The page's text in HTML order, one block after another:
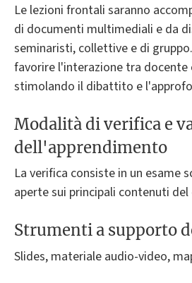
Le lezioni frontali saranno
di documenti multimediali e da
seminaristi, collettive e di
favorire l'interazione tra docente
stimolando il dibattito e
Modalità di verifica e
dell'apprendimento
La verifica consiste in un esame
aperte sui principali contenuti del
Strumenti a supporto
Slides, materiale audio-video,